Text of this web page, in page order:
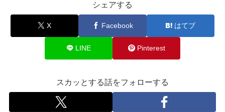
シェアする
X Facebook はてブ
LINE Pinterest
スカッとする話をフォローする